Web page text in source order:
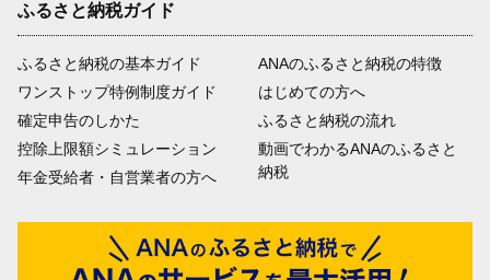
ふるさと納税ガイド
ふるさと納税の基本ガイド
ワンストップ特例制度ガイド
確定申告のしかた
控除上限額シミュレーション
年金受給者・自営業者の方へ
ANAのふるさと納税の特徴
はじめての方へ
ふるさと納税の流れ
動画でわかるANAのふるさと
納税